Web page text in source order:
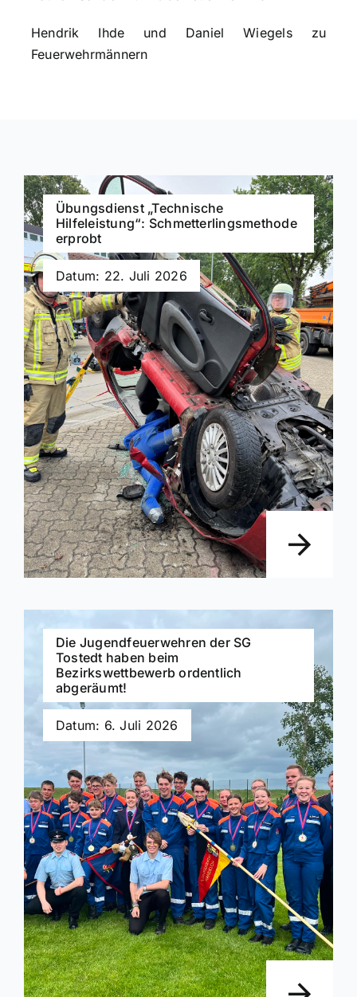
Hendrik Ihde und Daniel Wiegels zu
Feuerwehrmännern
Übungsdienst „Technische
Hilfeleistung“: Schmetterlingsmethode
erprobt
Datum: 22. Juli 2026
Die Jugendfeuerwehren der SG
Tostedt haben beim
Bezirkswettbewerb ordentlich
abgeräumt!
Datum: 6. Juli 2026